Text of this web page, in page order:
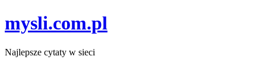
mysli.com.pl
Najlepsze cytaty w sieci